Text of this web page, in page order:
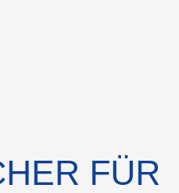
FÜR